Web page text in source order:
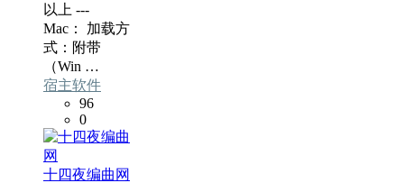
以上 ---
Mac： 加载方
式：附带
（Win …
宿主软件
96
0
十四夜编曲网